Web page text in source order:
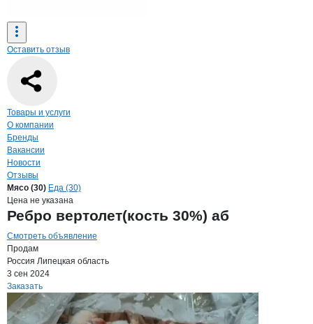
Оставить отзыв
Навигация по странице
Товары и услуги
О компании
Бренды
Вакансии
Новости
Отзывы
Продукция
Навигация по продуктам
Мясо (30) Еда (30)
Цена не указана
Ребро вертолет(кость 30%) аб
Смотреть объявление
Продам
Россия Липецкая область
3 сен 2024
Заказать